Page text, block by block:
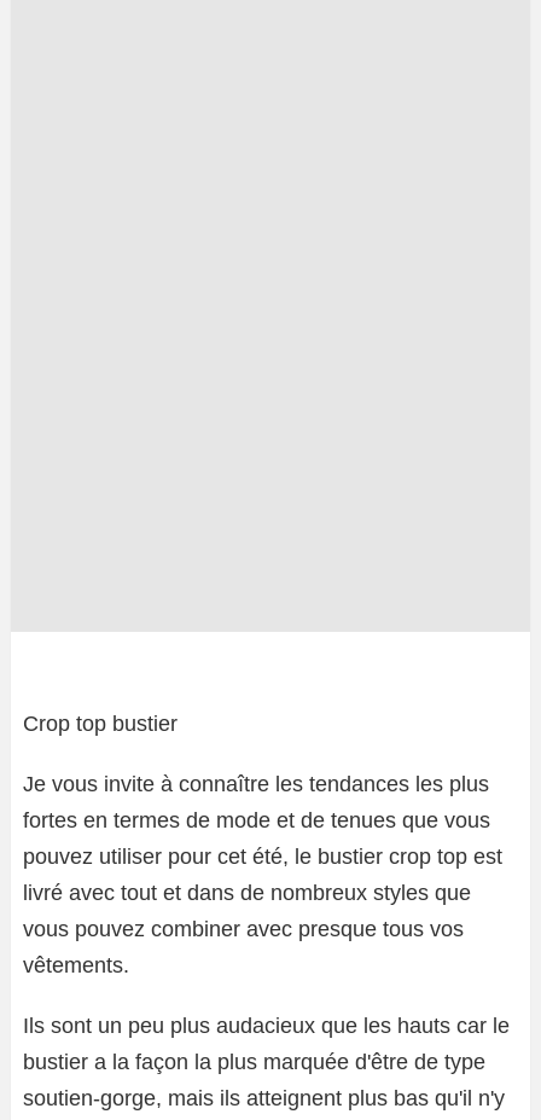
Crop top bustier
Je vous invite à connaître les tendances les plus
fortes en termes de mode et de tenues que vous
pouvez utiliser pour cet été, le bustier crop top est
livré avec tout et dans de nombreux styles que
vous pouvez combiner avec presque tous vos
vêtements.
Ils sont un peu plus audacieux que les hauts car le
bustier a la façon la plus marquée d'être de type
soutien-gorge, mais ils atteignent plus bas qu'il n'y